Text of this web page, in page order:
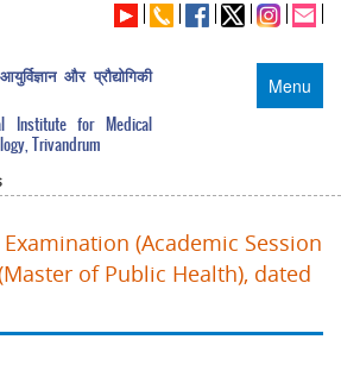
Menu
और प्रौद्योगिकी
Institute for Medical
Trivandrum
(Academic Session
of Public Health), dated